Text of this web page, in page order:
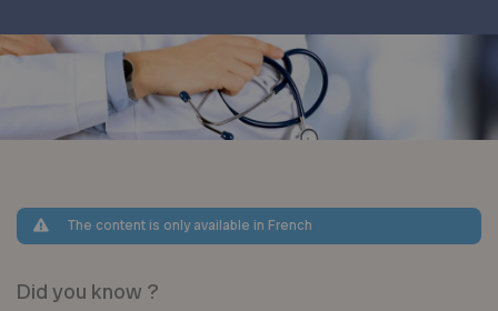
The content is only available in French
Did you know ?